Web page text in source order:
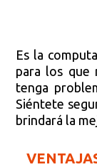
Es la
para los que
tenga
Siéntete
brindará la